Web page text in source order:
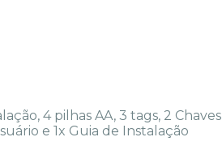
4 pilhas AA, 3 tags, 2 Chaves
e 1x Guia de Instalação